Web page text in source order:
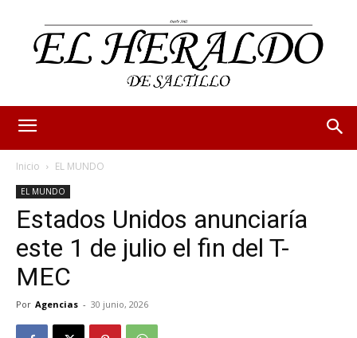
Inicio EL MUNDO
EL MUNDO
Estados Unidos anunciaría
este 1 de julio el fin del T-
MEC
Por Agencias - 30 junio, 2026